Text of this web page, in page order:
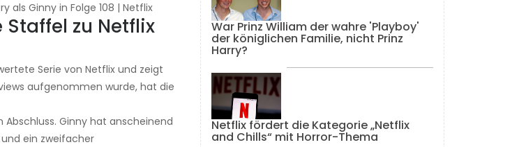
als Ginny in Folge 108 | Netflix
zu Netflix
Serie von Netflix und zeigt
aufgenommen wurde, hat die
Ginny hat anscheinend
ein zweifacher
War Prinz William der wahre 'Playboy'
der königlichen Familie, nicht Prinz
Harry?
Netflix fördert die Kategorie „Netflix
and Chills“ mit Horror-Thema